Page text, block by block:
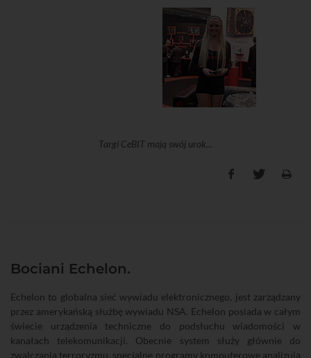
Targi CeBIT mają swój urok...
Bociani Echelon.
Echelon to globalna sieć wywiadu elektronicznego, jest zarządzany
przez amerykańską służbę wywiadu NSA. Echelon posiada w całym
świecie urządzenia techniczne do podsłuchu wiadomości w
kanałach telekomunikacji. Obecnie system służy głównie do
zwalczania terroryzmu, specjalne programy komputerowe analizują